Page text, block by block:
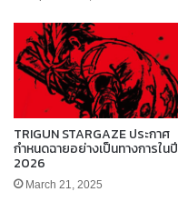
TRIGUN STARGAZE ประกาศ
กำหนดฉายอย่างเป็นทางการในปี
2026
March 21, 2025